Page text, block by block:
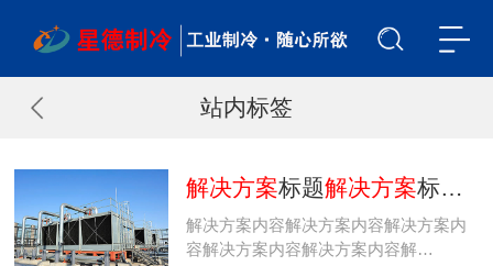
站内标签
解决方案标题解决方案标题
解决方案内容解决方案内容解决方案内
容解决方案内容解决方案内容解…